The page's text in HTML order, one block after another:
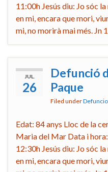
11:00h Jesús diu: Jo sóc
en mi, encara que mori,
mi, no morirà mai més. Jn
JUL.
26
Defunció
Paque
Filed under
Edat: 84 anys Lloc de la
Maria del Mar Data i
12:30h Jesús diu: Jo sóc
en mi, encara que mori,